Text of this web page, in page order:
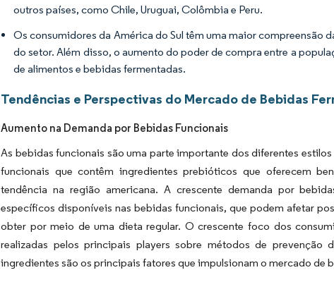
outros países, como Chile, Uruguai, Colômbia e Peru.
Os consumidores da América do Sul têm uma maior compreensão
do setor. Além disso, o aumento do poder de compra entre a
de alimentos e bebidas fermentadas.
Tendências e Perspectivas do Mercado de Bebidas
Aumento na Demanda por Bebidas Funcionais
As bebidas funcionais são uma parte importante dos diferentes
funcionais que contêm ingredientes prebióticos que oferecem
tendência na região americana. A crescente demanda por
específicos disponíveis nas bebidas funcionais, que podem afetar
obter por meio de uma dieta regular. O crescente foco dos
realizadas pelos principais players sobre métodos de
ingredientes são os principais fatores que impulsionam o mercado de